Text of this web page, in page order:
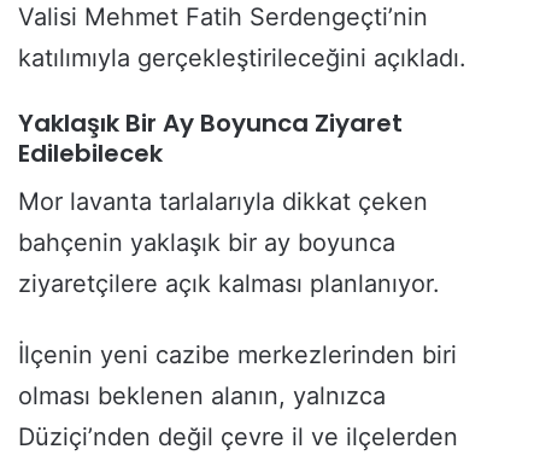
Valisi Mehmet Fatih Serdengeçti’nin
katılımıyla gerçekleştirileceğini açıkladı.
Yaklaşık Bir Ay Boyunca Ziyaret
Edilebilecek
Mor lavanta tarlalarıyla dikkat çeken
bahçenin yaklaşık bir ay boyunca
ziyaretçilere açık kalması planlanıyor.
İlçenin yeni cazibe merkezlerinden biri
olması beklenen alanın, yalnızca
Düziçi’nden değil çevre il ve ilçelerden